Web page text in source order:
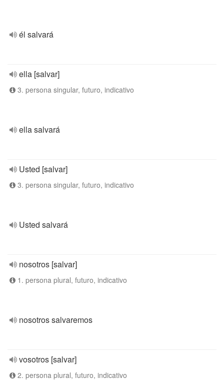
él salvará
ella [salvar]
3. persona singular, futuro, indicativo
ella salvará
Usted [salvar]
3. persona singular, futuro, indicativo
Usted salvará
nosotros [salvar]
1. persona plural, futuro, indicativo
nosotros salvaremos
vosotros [salvar]
2. persona plural, futuro, indicativo